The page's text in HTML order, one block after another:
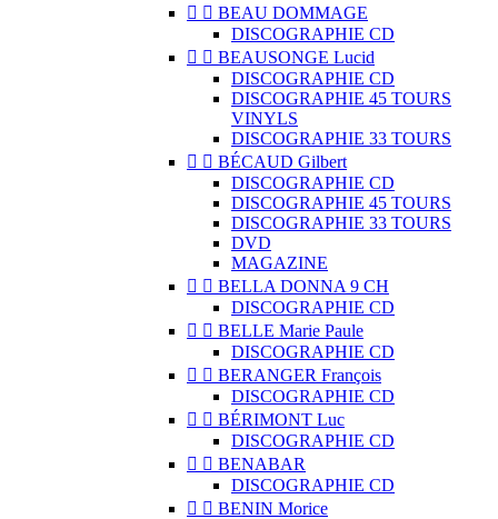
  BEAU DOMMAGE
DISCOGRAPHIE CD
  BEAUSONGE Lucid
DISCOGRAPHIE CD
DISCOGRAPHIE 45 TOURS
VINYLS
DISCOGRAPHIE 33 TOURS
  BÉCAUD Gilbert
DISCOGRAPHIE CD
DISCOGRAPHIE 45 TOURS
DISCOGRAPHIE 33 TOURS
DVD
MAGAZINE
  BELLA DONNA 9 CH
DISCOGRAPHIE CD
  BELLE Marie Paule
DISCOGRAPHIE CD
  BERANGER François
DISCOGRAPHIE CD
  BÉRIMONT Luc
DISCOGRAPHIE CD
  BENABAR
DISCOGRAPHIE CD
  BENIN Morice